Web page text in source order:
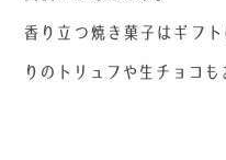
香り立つ焼き菓子はギフ
りのトリュフや生チョコも